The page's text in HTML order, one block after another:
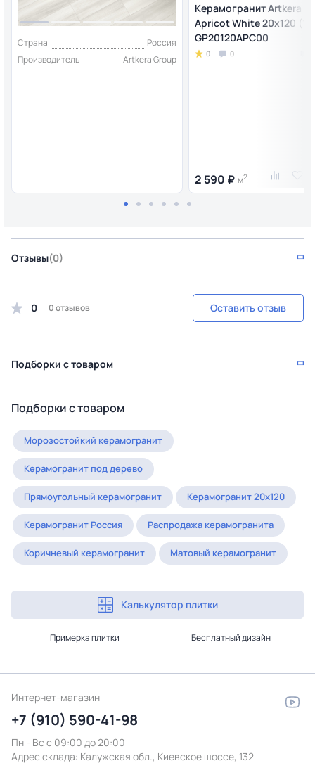
Страна
Россия
Производитель
Artkera Group
Керамогранит Artkera
Apricot White 20х120
GP20120APC00
0 0
2 590 ₽ м2
Отзывы(0)
0 0 отзывов Оставить отзыв
Подборки с товаром
Подборки с товаром
Морозостойкий керамогранит
Керамогранит под дерево
Прямоугольный керамогранит Керамогранит 20x120
Керамогранит Россия Распродажа керамогранита
Коричневый керамогранит Матовый керамогранит
Калькулятор плитки
Примерка плитки Бесплатный дизайн
Интернет-магазин
+7 (910) 590-41-98
Пн - Вс с 09:00 до 20:00
Адрес склада: Калужская обл., Киевское шоссе, 132